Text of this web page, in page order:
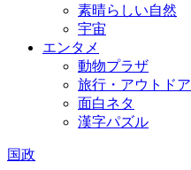
素晴らしい自然
宇宙
エンタメ
動物プラザ
旅行・アウトドア
面白ネタ
漢字パズル
国政